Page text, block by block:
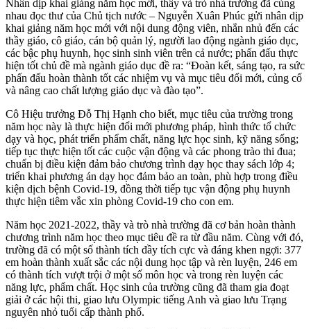
Nhân dịp khai giảng năm học mới, thầy và trò nhà trường đã cùng
nhau đọc thư của Chủ tịch nước – Nguyễn Xuân Phúc gửi nhân dịp
khai giảng năm học mới với nội dung động viên, nhắn nhủ đến các
thầy giáo, cô giáo, cán bộ quản lý, người lao động ngành giáo dục,
các bậc phụ huynh, học sinh sinh viên trên cả nước; phấn đấu thực
hiện tốt chủ đề mà ngành giáo dục đề ra: “Đoàn kết, sáng tạo, ra sức
phấn đấu hoàn thành tốt các nhiệm vụ và mục tiêu đổi mới, củng cố
và nâng cao chất lượng giáo dục và đào tạo”.
Cô Hiệu trưởng Đỗ Thị Hạnh cho biết, mục tiêu của trường trong
năm học này là thực hiện đổi mới phương pháp, hình thức tổ chức
dạy và học, phát triển phẩm chất, năng lực học sinh, kỹ năng sống;
tiếp tục thực hiện tốt các cuộc vận động và các phong trào thi đua;
chuẩn bị điều kiện đảm bảo chương trình dạy học thay sách lớp 4;
triển khai phương án dạy học đảm bảo an toàn, phù hợp trong điều
kiện dịch bệnh Covid-19, đồng thời tiếp tục vận động phụ huynh
thực hiện tiêm vắc xin phòng Covid-19 cho con em.
Năm học 2021-2022, thầy và trò nhà trường đã cơ bản hoàn thành
chương trình năm học theo mục tiêu đề ra từ đầu năm. Cùng với đó,
trường đã có một số thành tích đầy tích cực và đáng khen ngợi: 377
em hoàn thành xuất sắc các nội dung học tập và rèn luyện, 246 em
có thành tích vượt trội ở một số môn học và trong rèn luyện các
năng lực, phẩm chất. Học sinh của trường cũng đã tham gia đoạt
giải ở các hội thi, giao lưu Olympic tiếng Anh và giao lưu Trạng
nguyên nhỏ tuổi cấp thành phố.